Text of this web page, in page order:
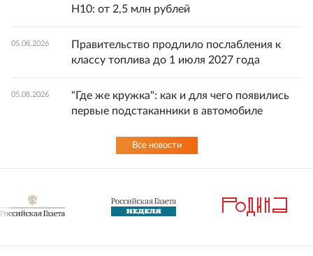
H10: от 2,5 млн рублей
05.08.2026
Правительство продлило послабления к
классу топлива до 1 июля 2027 года
05.08.2026
"Где же кружка": как и для чего появились
первые подстаканники в автомобиле
Все новости